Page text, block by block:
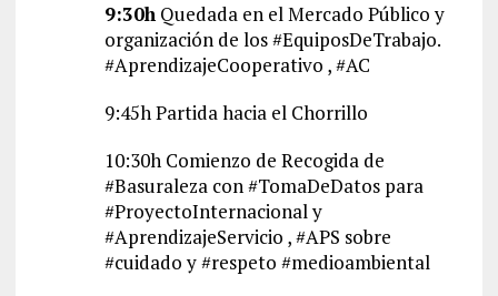
9:30hQuedada en el Mercado Público y
organización de los #EquiposDeTrabajo.
#AprendizajeCooperativo , #AC
9:45h Partida hacia el Chorrillo
10:30h Comienzo de Recogida de
#Basuraleza con #TomaDeDatos para
#ProyectoInternacional y
#AprendizajeServicio , #APS sobre
#cuidado y #respeto #medioambiental